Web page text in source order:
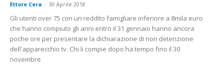
Ettore Cera - 30 Aprile 2018
Gli utenti over 75 con un reddito famigliare inferiore a 8mila euro
che hanno compiuto gli anni entro il 31 gennaio hanno ancora
poche ore per presentare la dichiarazione di non detenzione
dell'apparecchio tv. Chi li compie dopo ha tempo fino il 30
novembre